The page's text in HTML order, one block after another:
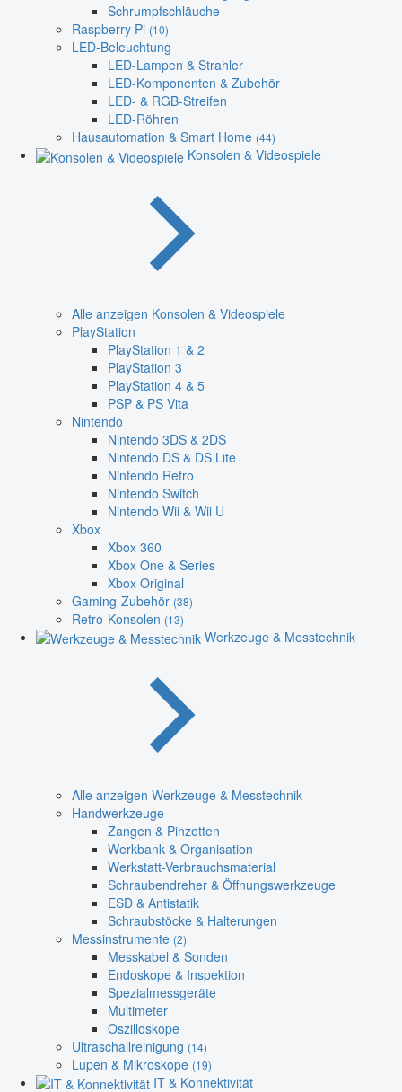
Schrumpfschläuche
Raspberry Pi (10)
LED-Beleuchtung
LED-Lampen & Strahler
LED-Komponenten & Zubehör
LED- & RGB-Streifen
LED-Röhren
Hausautomation & Smart Home (44)
Konsolen & Videospiele
Alle anzeigen Konsolen & Videospiele
PlayStation
PlayStation 1 & 2
PlayStation 3
PlayStation 4 & 5
PSP & PS Vita
Nintendo
Nintendo 3DS & 2DS
Nintendo DS & DS Lite
Nintendo Retro
Nintendo Switch
Nintendo Wii & Wii U
Xbox
Xbox 360
Xbox One & Series
Xbox Original
Gaming-Zubehör (38)
Retro-Konsolen (13)
Werkzeuge & Messtechnik
Alle anzeigen Werkzeuge & Messtechnik
Handwerkzeuge
Zangen & Pinzetten
Werkbank & Organisation
Werkstatt-Verbrauchsmaterial
Schraubendreher & Öffnungswerkzeuge
ESD & Antistatik
Schraubstöcke & Halterungen
Messinstrumente (2)
Messkabel & Sonden
Endoskope & Inspektion
Spezialmessgeräte
Multimeter
Oszilloskope
Ultraschallreinigung (14)
Lupen & Mikroskope (19)
IT & Konnektivität